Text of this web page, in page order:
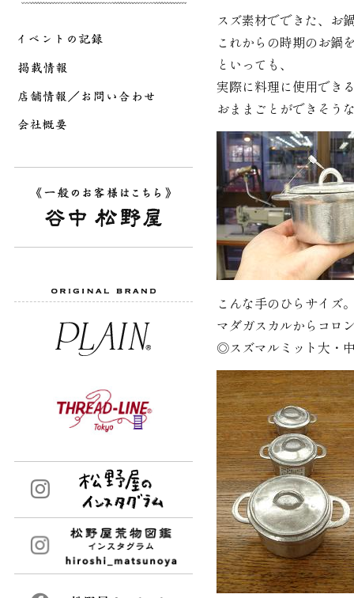
スズ素材でできた、お
これからの時期のお鍋
といっても、
実際に料理に使用でき
おままごとができそう
こんな手のひらサイズ
マダガスカルからコロ
◎スズマルミット大・